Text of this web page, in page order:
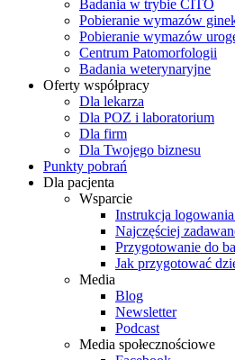
Badania w trybie CITO
Pobieranie wymazów
Pobieranie wymazów
Centrum Patomorfologii
Badania weterynaryjne
Oferty współpracy
Dla lekarza
Dla POZ i laboratorium
Dla firm
Dla Twojego biznesu
Punkty pobrań
Dla pacjenta
Wsparcie
Instrukcja
Najczęściej
Przygotowanie do
Jak przygotować
Media
Blog
Newsletter
Podcast
Media społecznościowe